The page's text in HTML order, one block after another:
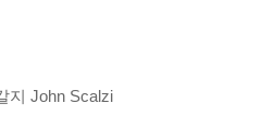
지 John Scalzi